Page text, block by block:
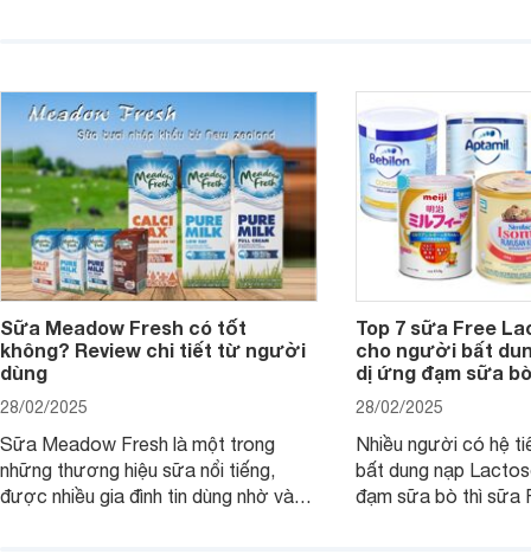
thể gì, hãy cùng
hiểu ngay trong bài
Sữa Meadow Fresh có tốt
không? Review chi tiết từ người
dùng
28/02/2025
Sữa Meadow Fresh là một trong
những thương hiệu sữa nổi tiếng,
được nhiều gia đình tin dùng nhờ vào
Top 7 sữa Free
cho người bất
dị ứng đạm sữa bò
28/02/2025
Nhiều người có hệ
bất dung nạp
đạm sữa bò thì sữa